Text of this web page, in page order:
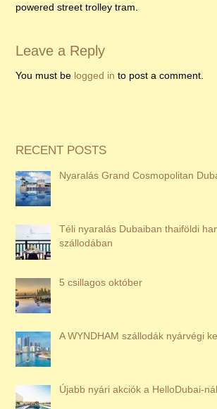
powered street trolley tram.
Leave a Reply
You must be logged in to post a comment.
RECENT POSTS
Nyaralás Grand Cosmopolitan
Téli nyaralás Dubaiban thaiföldi
szállodában
5 csillagos október
A WYNDHAM szállodák nyárvégi
Újabb nyári akciók a HelloDubai-